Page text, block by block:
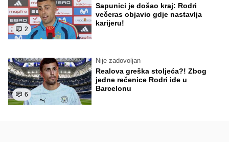
2
Sapunici je došao kraj: Rodri
večeras objavio gdje nastavlja
karijeru!
6
Nije zadovoljan
Realova greška stoljeća?! Zbog
jedne rečenice Rodri ide u
Barcelonu